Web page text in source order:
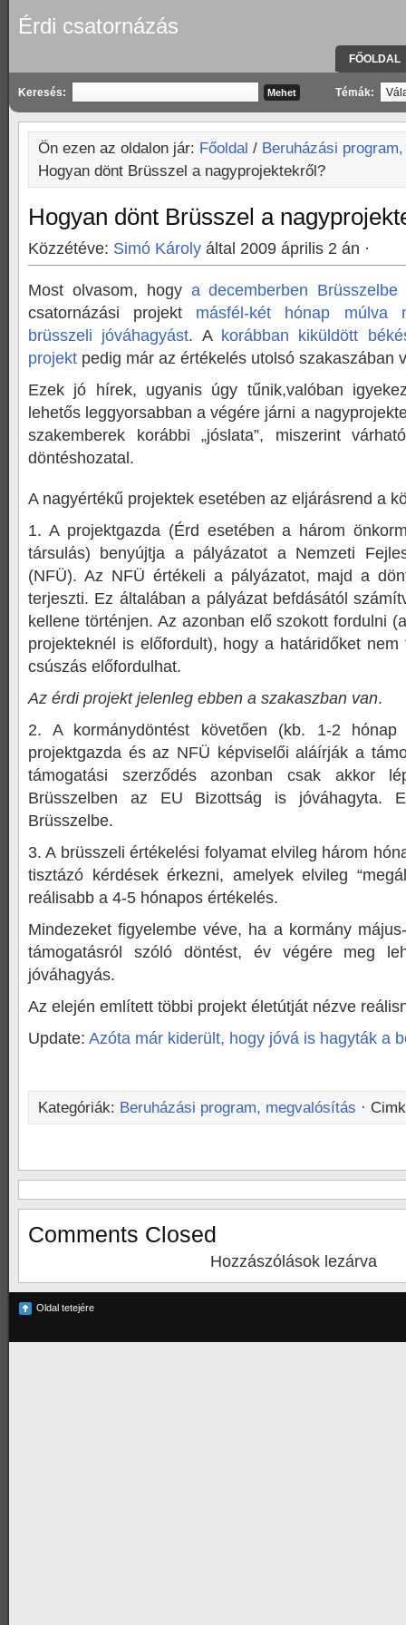
Érdi csatornázás
FŐOLDAL
Keresés: Témák:
Ön ezen az oldalon jár: Főoldal / Beruházási
Hogyan dönt Brüsszel a nagyprojektekről?
Hogyan dönt Brüsszel a
Közzétéve: Simó Károly által 2009 április 2 án ·
Most olvasom, hogy a decemberben Brüsszelbe
csatornázási projekt másfél-két hónap múlva
brüsszeli jóváhagyást. A korábban kiküldött
projekt pedig már az értékelés utolsó szakaszában
Ezek jó hírek, ugyanis úgy tűnik,valóban
lehetős leggyorsabban a végére járni a
szakemberek korábbi „jóslata”, miszerint
döntéshozatal.
A nagyértékű projektek esetében az eljárásrend a
1. A projektgazda (Érd esetében a három
társulás) benyújtja a pályázatot a Nemzeti
(NFÜ). Az NFÜ értékeli a pályázatot, majd a
terjeszti. Ez általában a pályázat befdásától
kellene történjen. Az azonban elő szokott fordulni
projekteknél is előfordult), hogy a határidőket
csúszás előfordulhat.
Az érdi projekt jelenleg ebben a szakaszban van.
2. A kormánydöntést követően (kb. 1-2
projektgazda és az NFÜ képviselői aláírják a
támogatási szerződés azonban csak akkor
Brüsszelben az EU Bizottság is jóváhagyta.
Brüsszelbe.
3. A brüsszeli értékelési folyamat elvileg három
tisztázó kérdések érkezni, amelyek elvileg
reálisabb a 4-5 hónapos értékelés.
Mindezeket figyelembe véve, ha a kormány
támogatásról szóló döntést, év végére meg
jóváhagyás.
Az elején említett többi projekt életútját nézve
Update: Azóta már kiderült, hogy jóvá is hagyták a
Kategóriák: Beruházási program, megvalósítás ·
Comments Closed
Hozzászólások lezárva
Oldal tetejére